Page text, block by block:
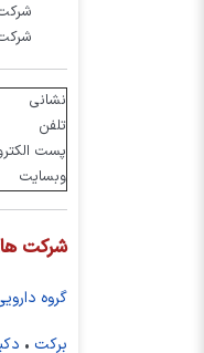
نشانی
تلفن
پست
وبسایت
شرکت
گروه
برکت •